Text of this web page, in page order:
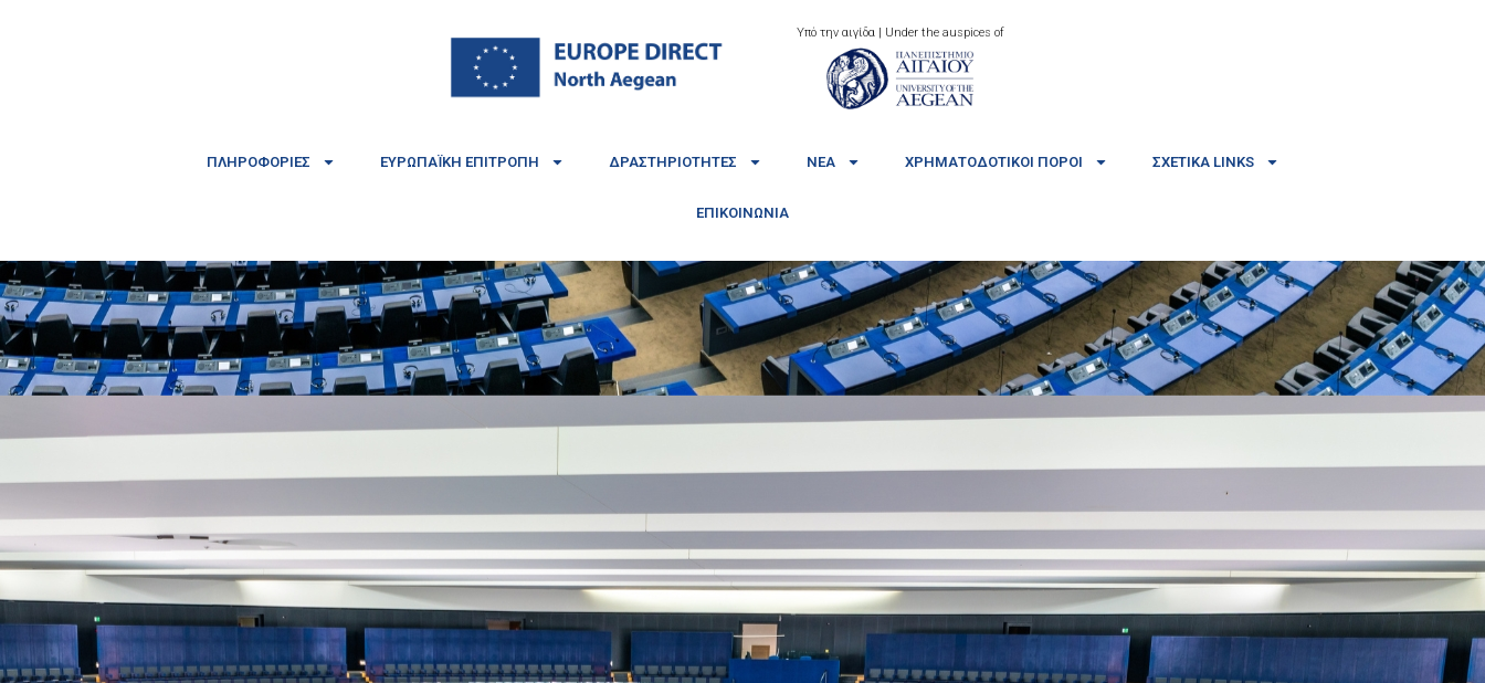
Υπό την αιγίδα | Under the auspices of
ΠΛΗΡΟΦΟΡΊΕΣ ΕΥΡΩΠΑΪΚΉ ΕΠΙΤΡΟΠΉ ΔΡΑΣΤΗΡΙΌΤΗΤΕΣ ΝΈΑ ΧΡΗΜΑΤΟΔΟΤΙΚΟΊ ΠΌΡΟΙ ΣΧΕΤΙΚΆ LINKS
ΕΠΙΚΟΙΝΩΝΊΑ